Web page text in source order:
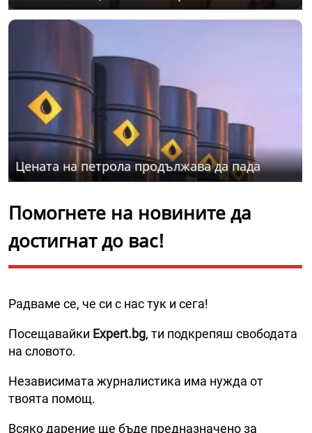
Цената на петрола продължава да пада
Помогнете на новините да
достигнат до вас!
Радваме се, че си с нас тук и сега!
Посещавайки Expert.bg, ти подкрепяш свободата
на словото.
Независимата журналистика има нужда от
твоята помощ.
Всяко дарение ще бъде предназначено за